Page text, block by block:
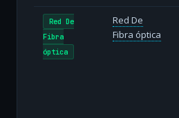
Red De
Fibra
óptica
Red De
Fibra óptica